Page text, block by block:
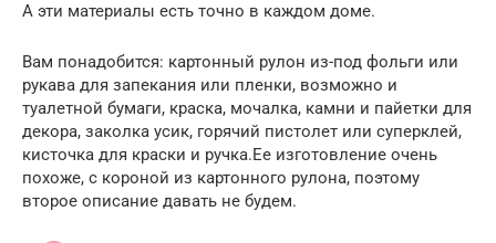
А эти материалы есть точно в каждом доме.
Вам понадобится: картонный рулон из-под фольги или
рукава для запекания или пленки, возможно и
туалетной бумаги, краска, мочалка, камни и пайетки для
декора, заколка усик, горячий пистолет или суперклей,
кисточка для краски и ручка.Ее изготовление очень
похоже, с короной из картонного рулона, поэтому
второе описание давать не будем.